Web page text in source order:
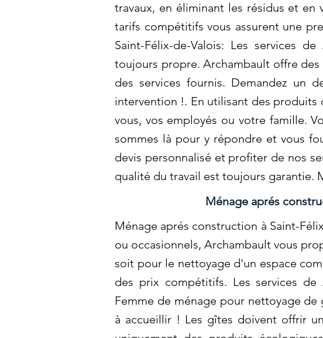
travaux, en éliminant les résidus et
tarifs compétitifs vous assurent une
Saint-Félix-de-Valois: Les services
toujours propre. Archambault offre
des services fournis. Demandez un
intervention !. En utilisant des produits
vous, vos employés ou votre famille.
sommes là pour y répondre et vous
devis personnalisé et profiter de nos
qualité du travail est toujours garantie.
Ménage aprés
Ménage aprés construction à Saint-
ou occasionnels, Archambault vous
soit pour le nettoyage d'un espace
des prix compétitifs. Les services
Femme de ménage pour nettoyage
à accueillir ! Les gîtes doivent offrir